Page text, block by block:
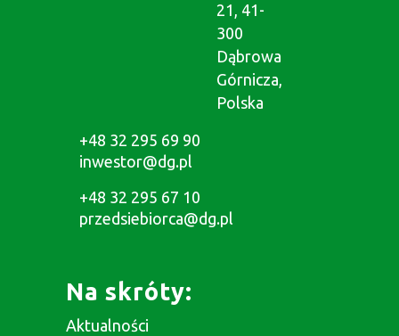
21, 41-
300
Dąbrowa
Górnicza,
Polska
+48 32 295 69 90
inwestor@dg.pl
+48 32 295 67 10
przedsiebiorca@dg.pl
Na skróty:
Aktualności